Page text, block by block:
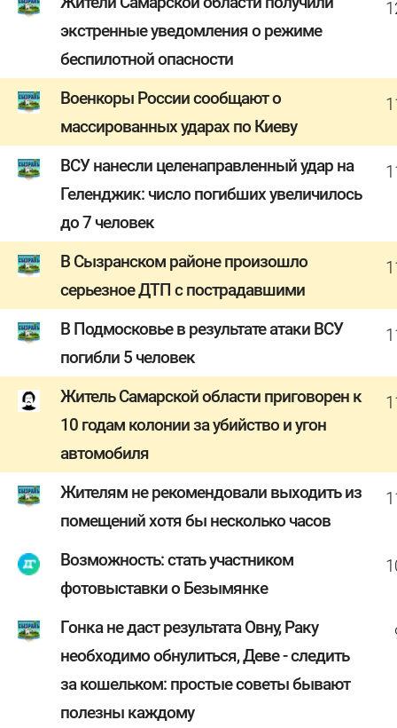
экстренные уведомления о режиме
беспилотной опасности
Военкоры России сообщают о
массированных ударах по Киеву
ВСУ нанесли целенаправленный удар на
Геленджик: число погибших увеличилось
до 7 человек
В Сызранском районе произошло
серьезное ДТП с пострадавшими
В Подмосковье в результате атаки ВСУ
погибли 5 человек
Житель Самарской области приговорен к
10 годам колонии за убийство и угон
автомобиля
Жителям не рекомендовали выходить из
помещений хотя бы несколько часов
Возможность: стать участником
фотовыставки о Безымянке
Гонка не даст результата Овну, Раку
необходимо обнулиться, Деве - следить
за кошельком: простые советы бывают
полезны каждому